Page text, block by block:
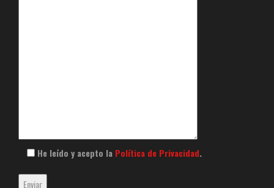
He leído y acepto la Política de Privacidad.